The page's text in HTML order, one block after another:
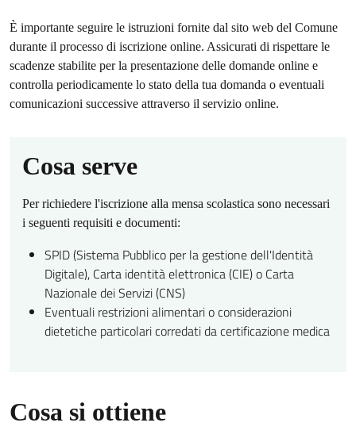
È importante seguire le istruzioni fornite dal sito web del Comune
durante il processo di iscrizione online. Assicurati di rispettare le
scadenze stabilite per la presentazione delle domande online e
controlla periodicamente lo stato della tua domanda o eventuali
comunicazioni successive attraverso il servizio online.
Cosa serve
Per richiedere l'iscrizione alla mensa scolastica sono necessari
i seguenti requisiti e documenti:
SPID (Sistema Pubblico per la gestione dell'Identità
Digitale), Carta identità elettronica (CIE) o Carta
Nazionale dei Servizi (CNS)
Eventuali restrizioni alimentari o considerazioni
dietetiche particolari corredati da certificazione medica
Cosa si ottiene